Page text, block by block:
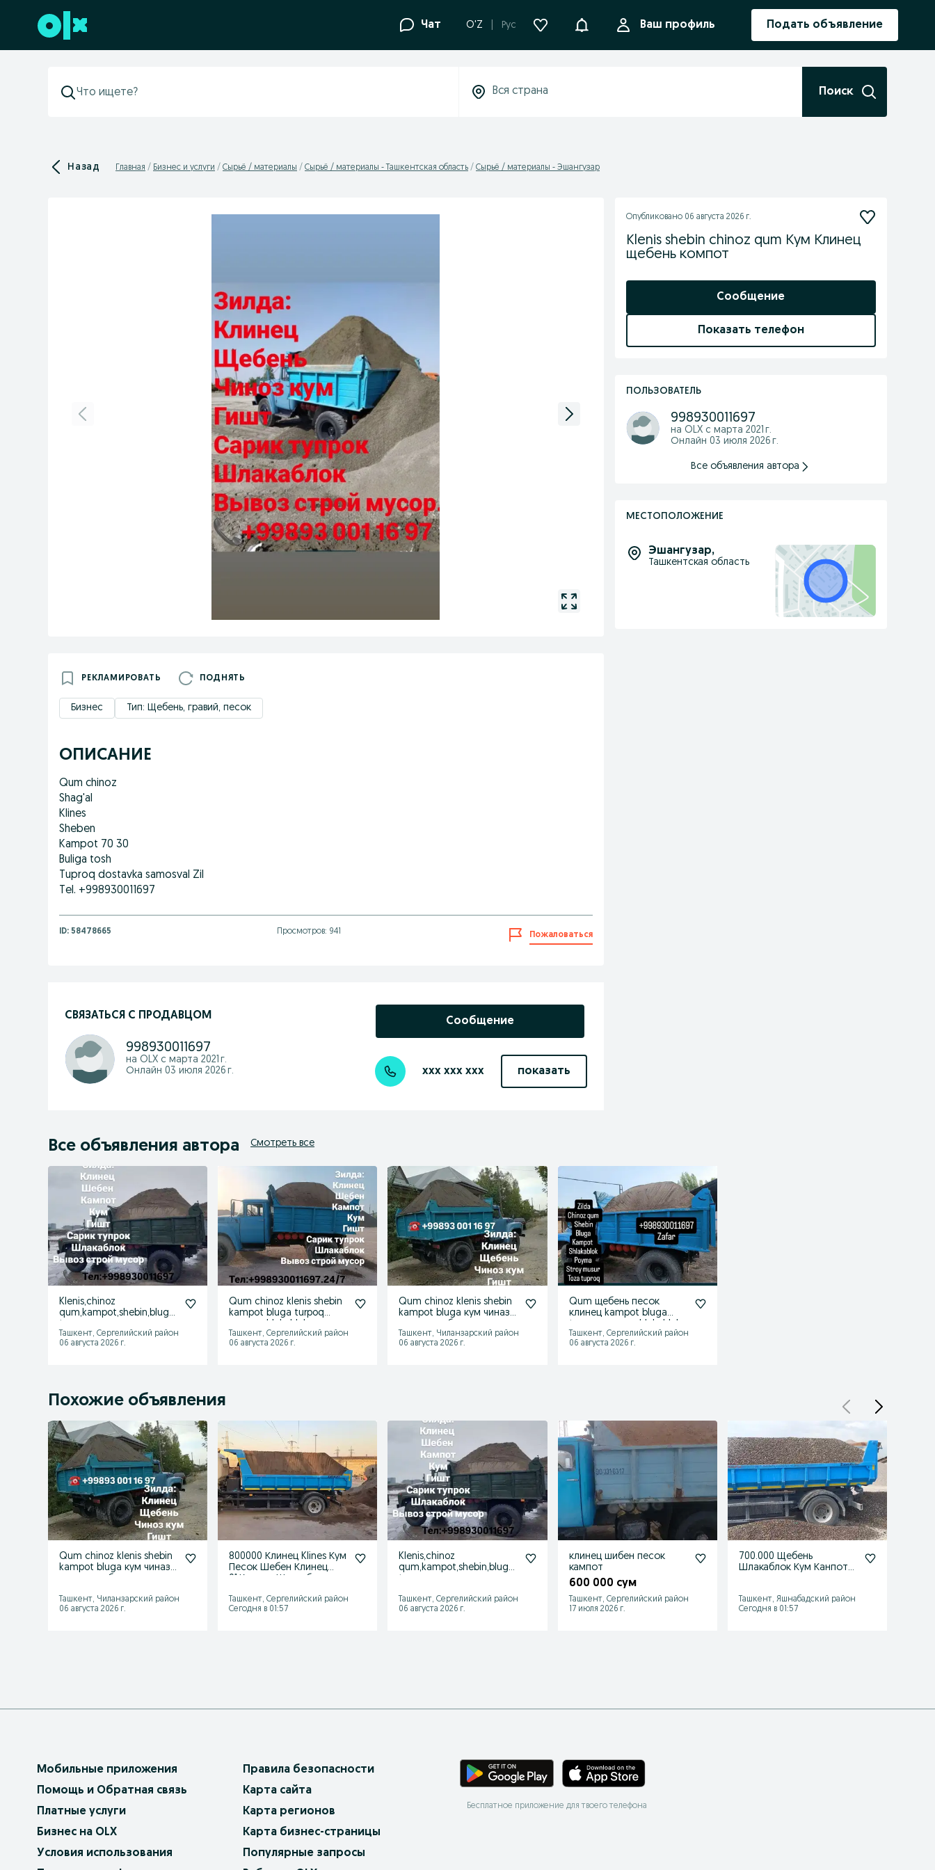
Перейти к нижнему колонтитулу Чат O'Z Рус УведомленияВаш профиль Подать объявление
Поиск
Назад Главная Бизнес и услуги Сырьё / материалы Сырьё / материалы - Ташкентская область Сырьё / материалы - Эшангузар
РЕКЛАМИРОВАТЬ ПОДНЯТЬ
Бизнес Тип: Щебень, гравий, песок
ОПИСАНИЕ
Qum chinoz
Shag'al
Klines
Sheben
Kampot 70 30
Buliga tosh
Tuproq dostavka samosval Zil
Tel. +998930011697
ID: 58478665 Просмотров: 941 Пожаловаться
СВЯЗАТЬСЯ С ПРОДАВЦОМ
998930011697
на OLX с марта 2021 г.
Онлайн 03 июля 2026 г.
Сообщение
xxx xxx xxx показать
Опубликовано 06 августа 2026 г.
Klenis shebin chinoz qum Кум Клинец
щебень компот
Сообщение
Показать телефон
ПОЛЬЗОВАТЕЛЬ
998930011697
на OLX с марта 2021 г.
Онлайн 03 июля 2026 г.
Все объявления автора
МЕСТОПОЛОЖЕНИЕ
Эшангузар,
Ташкентская область
Все объявления автора Смотреть все
Klenis,chinoz
qum,kampot,shebin,bluga,
Ташкент, Сергелийский район
06 августа 2026 г.
Qum chinoz klenis shebin
kampot bluga turpoq
Ташкент, Сергелийский район
06 августа 2026 г.
Qum chinoz klenis shebin
kampot bluga кум чиназ
Ташкент, Чиланзарский район
06 августа 2026 г.
Qum щебень песок
клинец kampot bluga
Ташкент, Сергелийский район
06 августа 2026 г.
Похожие объявления
Qum chinoz klenis shebin
kampot bluga кум чиназ
Ташкент, Чиланзарский район
06 августа 2026 г.
800000 Клинец Klines Кум
Песок Шебен Клинец
Ташкент, Сергелийский район
Сегодня в 01:57
Klenis,chinoz
qum,kampot,shebin,bluga,
Ташкент, Сергелийский район
06 августа 2026 г.
клинец шибен песок
кампот
600 000 сум
Ташкент, Сергелийский район
17 июля 2026 г.
700.000 Щебень
Шлакаблок Кум Канпот
Ташкент, Яшнабадский район
Сегодня в 01:57
Мобильные приложения
Помощь и Обратная связь
Платные услуги
Бизнес на OLX
Условия использования
Правила безопасности
Карта сайта
Карта регионов
Карта бизнес-страницы
Популярные запросы
Бесплатное приложение для твоего телефона